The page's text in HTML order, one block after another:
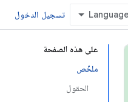
تسجيل الدخول
على هذه الصفحة
ملخّص
الحقول